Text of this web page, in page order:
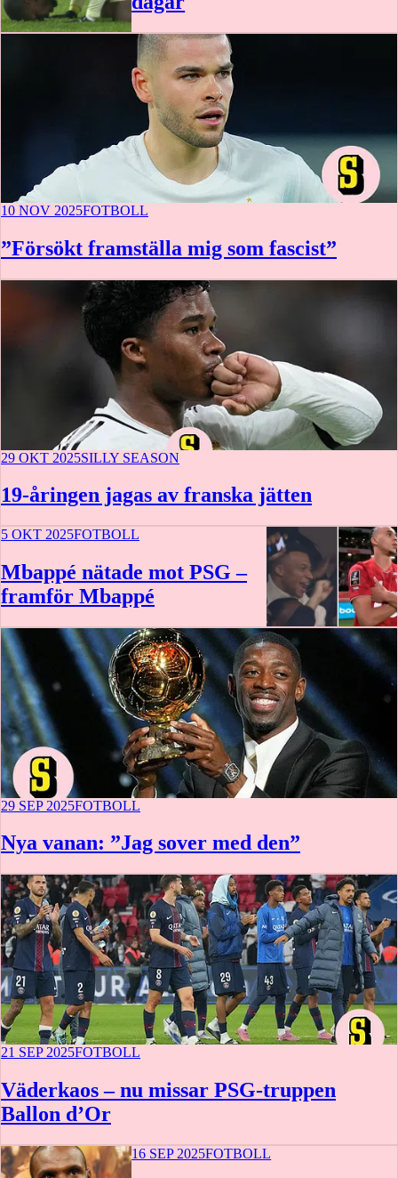
10 NOV 2025FOTBOLL
”Försökt framställa mig som fascist”
29 OKT 2025SILLY SEASON
19-åringen jagas av franska jätten
5 OKT 2025FOTBOLL
Mbappé nätade mot PSG –
framför Mbappé
29 SEP 2025FOTBOLL
Nya vanan: ”Jag sover med den”
21 SEP 2025FOTBOLL
Väderkaos – nu missar PSG-truppen
Ballon d’Or
16 SEP 2025FOTBOLL